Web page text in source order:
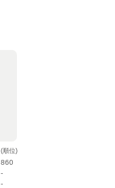
(順位)
860
-
-